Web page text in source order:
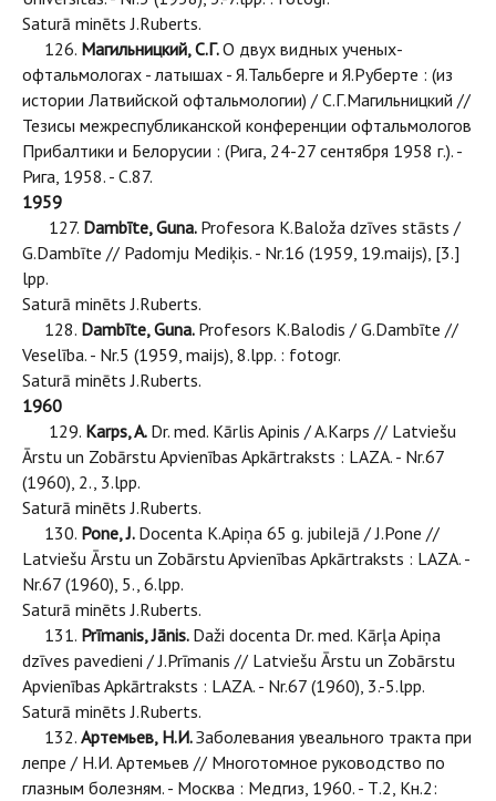
Saturā minēts J.Ruberts.
126. Магильницкий, С.Г.О двух видных ученых-
офтальмологах - латышах - Я.Тальберге и Я.Руберте : (из
истории Латвийской офтальмологии) / С.Г.Магильницкий //
Тезисы межреспубликанской конференции офтальмологов
Прибалтики и Белорусии : (Рига, 24-27 сентября 1958 г.). -
Рига, 1958. - С.87.
1959
127. Dambīte, Guna. Profesora K.Baloža dzīves stāsts /
G.Dambīte // Padomju Mediķis. - Nr.16 (1959, 19.maijs), [3.]
lpp.
Saturā minēts J.Ruberts.
128. Dambīte, Guna. Profesors K.Balodis / G.Dambīte //
Veselība. - Nr.5 (1959, maijs), 8.lpp. : fotogr.
Saturā minēts J.Ruberts.
1960
129. Karps, A. Dr. med. Kārlis Apinis / A.Karps // Latviešu
Ārstu un Zobārstu Apvienības Apkārtraksts : LAZA. - Nr.67
(1960), 2., 3.lpp.
Saturā minēts J.Ruberts.
130. Pone, J. Docenta K.Apiņa 65 g. jubilejā / J.Pone //
Latviešu Ārstu un Zobārstu Apvienības Apkārtraksts : LAZA. -
Nr.67 (1960), 5., 6.lpp.
Saturā minēts J.Ruberts.
131. Prīmanis, Jānis. Daži docenta Dr. med. Kārļa Apiņa
dzīves pavedieni / J.Prīmanis // Latviešu Ārstu un Zobārstu
Apvienības Apkārtraksts : LAZA. - Nr.67 (1960), 3.-5.lpp.
Saturā minēts J.Ruberts.
132. Артемьев, Н.И.Заболевания увеального тракта при
лепре / Н.И. Артемьев // Многотомное руководство по
глазным болезням. - Москва : Медгиз, 1960. - Т.2, Кн.2: